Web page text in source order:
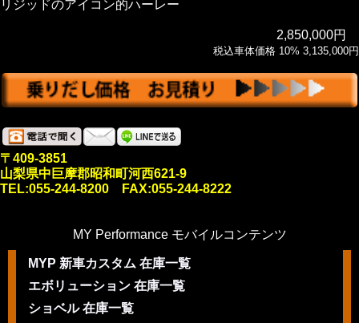
リジッドのアイコン的ハーレー
2,850,000円
税込車体価格 10% 3,135,000円
〒409-3851
山梨県中巨摩郡昭和町河西621-9
TEL:055-244-8200 FAX:055-244-8222
MY Performance モバイルコンテンツ
MYP 新車カスタム 在庫一覧
エボリューション 在庫一覧
ショベル 在庫一覧